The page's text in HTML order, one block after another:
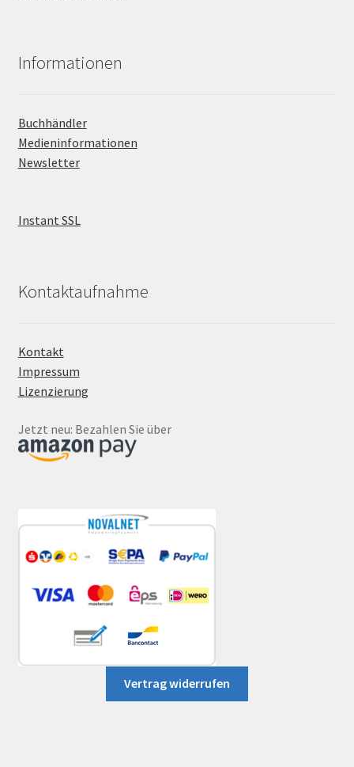
Informationen
Buchhändler
Medieninformationen
Newsletter
Instant SSL
Kontaktaufnahme
Kontakt
Impressum
Lizenzierung
Jetzt neu: Bezahlen Sie über
Vertrag widerrufen